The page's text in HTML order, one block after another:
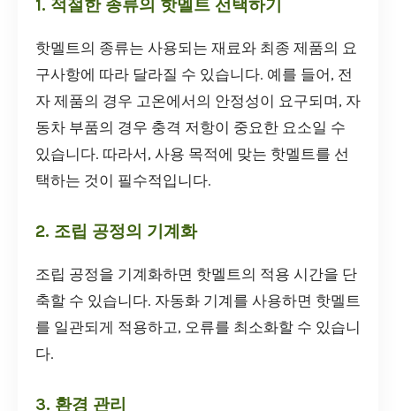
1. 적절한 종류의 핫멜트 선택하기
핫멜트의 종류는 사용되는 재료와 최종 제품의 요
구사항에 따라 달라질 수 있습니다. 예를 들어, 전
자 제품의 경우 고온에서의 안정성이 요구되며, 자
동차 부품의 경우 충격 저항이 중요한 요소일 수
있습니다. 따라서, 사용 목적에 맞는 핫멜트를 선
택하는 것이 필수적입니다.
2. 조립 공정의 기계화
조립 공정을 기계화하면 핫멜트의 적용 시간을 단
축할 수 있습니다. 자동화 기계를 사용하면 핫멜트
를 일관되게 적용하고, 오류를 최소화할 수 있습니
다.
3. 환경 관리